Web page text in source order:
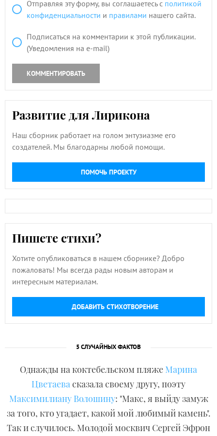
Отправляя эту форму, вы соглашаетесь с политикой
конфиденциальности и правилами нашего сайта.
Подписаться на комментарии к этой публикации.
(Уведомления на e-mail)
КОММЕНТИРОВАТЬ
Развитие для Лирикона
Наш сборник работает на голом энтузиазме его
создателей. Мы благодарны любой помощи.
ПОМОЧЬ ПРОЕКТУ
Пишете стихи?
Хотите опубликоваться в нашем сборнике? Добро
пожаловать! Мы всегда рады новым авторам и
интересным материалам.
ДОБАВИТЬ СТИХОТВОРЕНИЕ
5 СЛУЧАЙНЫХ ФАКТОВ
Однажды на коктебельском пляже Марина
Цветаевасказала своему другу, поэту
Максимилиану Волошину: "Макс, я выйду замуж
за того, кто угадает, какой мой любимый камень".
Так и случилось. Молодой москвич Сергей Эфрон